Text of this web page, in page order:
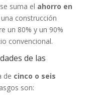
suma el ahorro en
una construcción
un 80% y un 90%
convencional.
de las
de cinco o seis
son: